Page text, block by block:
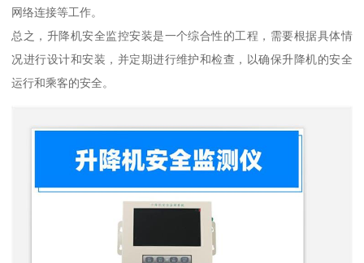
网络连接等工作。
总之，升降机安全监控安装是一个综合性的工程，需要根据具体情
况进行设计和安装，并定期进行维护和检查，以确保升降机的安全
运行和乘客的安全。